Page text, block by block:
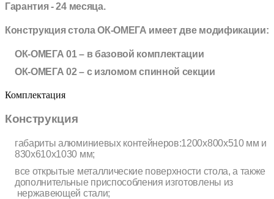
Гарантия - 24 месяца.
Конструкция стола ОК-ОМЕГА имеет две модификации:
ОК-ОМЕГА 01 – в базовой комплектации
ОК-ОМЕГА 02 – с изломом спинной секции
Комплектация
Конструкция
габариты алюминиевых контейнеров:1200х800х510 мм и
830х610х1030 мм;
все открытые металлические поверхности стола, а также
дополнительные приспособления изготовлены из
нержавеющей стали;